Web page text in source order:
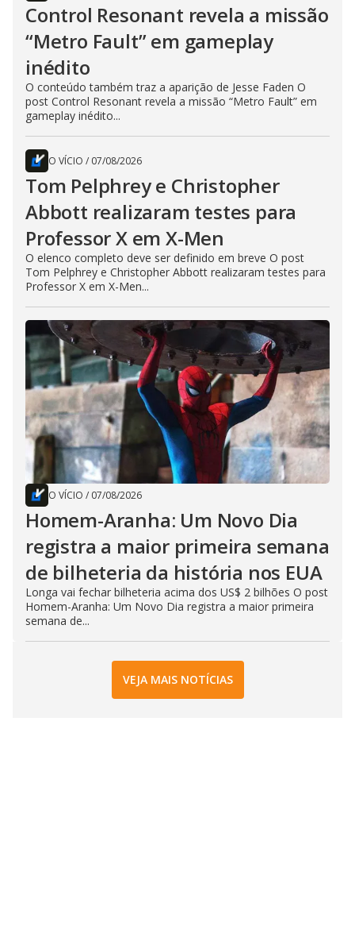
Control Resonant revela a missão
“Metro Fault” em gameplay
inédito
O conteúdo também traz a aparição de Jesse Faden O
post Control Resonant revela a missão “Metro Fault” em
gameplay inédito...
O VÍCIO / 07/08/2026
Tom Pelphrey e Christopher
Abbott realizaram testes para
Professor X em X-Men
O elenco completo deve ser definido em breve O post
Tom Pelphrey e Christopher Abbott realizaram testes para
Professor X em X-Men...
O VÍCIO / 07/08/2026
Homem-Aranha: Um Novo Dia
registra a maior primeira semana
de bilheteria da história nos EUA
Longa vai fechar bilheteria acima dos US$ 2 bilhões O post
Homem-Aranha: Um Novo Dia registra a maior primeira
semana de...
VEJA MAIS NOTÍCIAS